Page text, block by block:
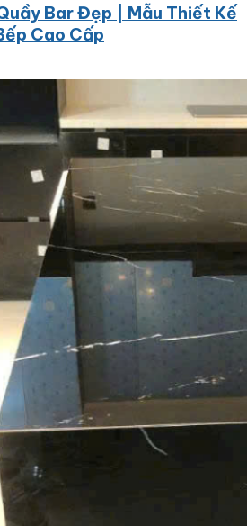
Bar Đẹp | Mẫu Thiết Kế
Cao Cấp